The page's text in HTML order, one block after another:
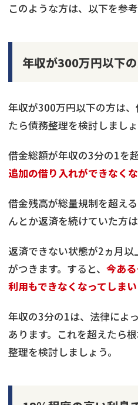
このような方は、以下を参
年収が300万円以下
年収が300万円以下の方は
たら債務整理を検討しましょ
借金総額が年収の3分の1を超
追加の借り入れができなくな
借金残高が総量規制を超え
んとか返済を続けていた方
返済できない状態が2ヵ月
がつきます。すると、 今あ
利用もできなくなってしまい
年収の3分の1は、法律によ
あります。これを超えたら
整理を検討しましょう。